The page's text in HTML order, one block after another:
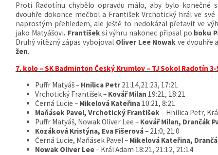
Proti Radotínu chybělo opravdu málo, aby bylo konečné
dvouhře dokonce mečbol a František Vrchotický hrál ve
naprostým přehledem, ale ještě to nedokázal přetavit ve
jako Matyášovi. Františeksi výhru nakonec připsal po boku
Druhý vítězný zápas vybojoval Oliver Lee Nowak ve dvouhře
žen.
7. kolo – SK Badminton Český Krumlov – TJ Sokol Radotín 3-
Puffr Matyáš – Hnilica Petr 21:14,21:23, 17:21
Vrchotický František – Kovář Milan 19:21, 18:21
Černá Lucie – Mikelová Kateřina 10:21, 8:21
Maňásek Pavel, Vrchotický František– Hnilica Petr,
Puffr Matyáš, Nowak Oliver Lee – Kovář Milan, Drančák
Kozáková Kristýna, Eva Fišerová– 21:0, 21:0
Černá Lucie, Maňásek Pavel – Mikelová Kateřina,
Nowak Oliver Lee– Král Adam 18:21, 21:12, 21:14